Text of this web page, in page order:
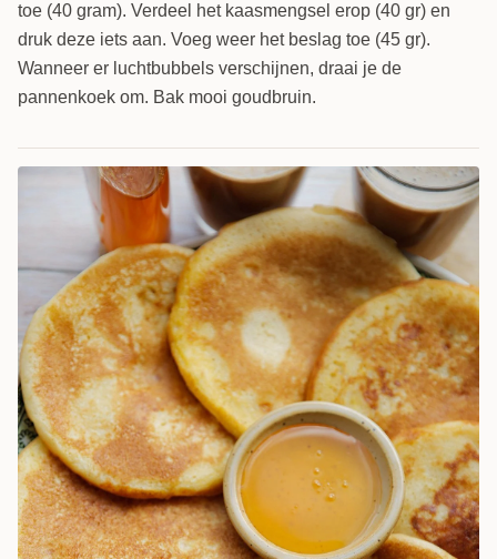
toe (40 gram). Verdeel het kaasmengsel erop (40 gr) en
druk deze iets aan. Voeg weer het beslag toe (45 gr).
Wanneer er luchtbubbels verschijnen, draai je de
pannenkoek om. Bak mooi goudbruin.